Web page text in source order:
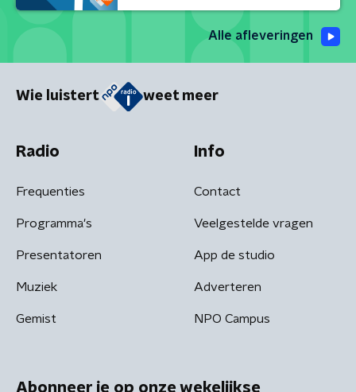
Alle afleveringen
Wie luistert weet meer
Radio
Frequenties
Programma's
Presentatoren
Muziek
Gemist
Info
Contact
Veelgestelde vragen
App de studio
Adverteren
NPO Campus
Abonneer je op onze wekelijkse